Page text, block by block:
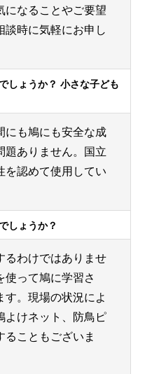
になることやご要望
談時に気軽にお申し
しょうか？ 小さな子ども
にも鳩にも安全な成
題ありません。国立
を認めて使用してい
しょうか？
るわけではありませ
使って鳩に学習さ
す。現場の状況によ
よけネット、防鳥ピ
ることもございま